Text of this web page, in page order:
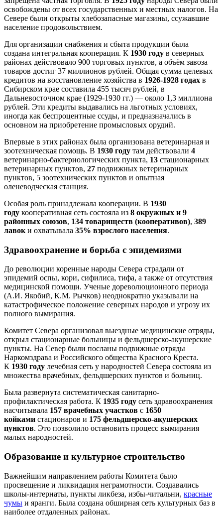
освобождены от всех государственных и местных налогов. На
Севере были открыты хлебозапасные магазины, ссужавшие
население продовольствием.
Для организации снабжения и сбыта продукции была
создана интегральная кооперация. К 1930 году в северных
районах действовало 900 торговых пунктов, а объём завоза
товаров достиг 37 миллионов рублей. Общая сумма целевых
кредитов на восстановление хозяйства в 1926-1928 годах в
Сибирском крае составила 455 тысяч рублей, в
Дальневосточном крае (1929-1930 гг.) — около 1,3 миллиона
рублей. Эти кредиты выдавались на льготных условиях,
иногда как беспроцентные ссуды, и предназначались в
основном на приобретение промысловых орудий.
Впервые в этих районах была организована ветеринарная и
зоотехническая помощь. В 1930 году там действовали 4
ветеринарно-бактериологических пункта, 13 стационарных
ветеринарных пунктов, 27 подвижных ветеринарных
пунктов, 5 зоотехнических пунктов и опытная
оленеводческая станция.
Особая роль принадлежала кооперации. В 1930
году кооперативная сеть состояла из 8 окружных и 9
районных союзов, 134 товариществ (кооперативов), 389
лавок и охватывала 35% взрослого населения.
Здравоохранение и борьба с эпидемиями
До революции коренные народы Севера страдали от
эпидемий оспы, кори, сифилиса, тифа, а также от отсутствия
медицинской помощи. Ученые дореволюционного периода
(А.И. Якобий, К.М. Рычков) неоднократно указывали на
катастрофическое положение северных народов и угрозу их
полного вымирания.
Комитет Севера организовал выездные медицинские отряды,
открыл стационарные больницы и фельдшерско-акушерские
пункты. На Север были посланы подвижные отряды
Наркомздрава и Российского общества Красного Креста.
К 1930 году лечебная сеть у народностей Севера состояла из
множества врачебных, фельдшерских пунктов и больниц.
Была развернута систематическая санитарно-
профилактическая работа. К 1935 году сеть здравоохранения
насчитывала 157 врачебных участков с 1650
койками стационаров и 175 фельдшерско-акушерских
пунктов. Это позволило остановить процесс вымирания
малых народностей.
Образование и культурное строительство
Важнейшим направлением работы Комитета было
просвещение и ликвидация неграмотности. Создавались
школы-интернаты, пункты ликбеза, избы-читальни, красные
чумы и яранги. Была создана обширная сеть культурных баз в
наиболее отдаленных районах.